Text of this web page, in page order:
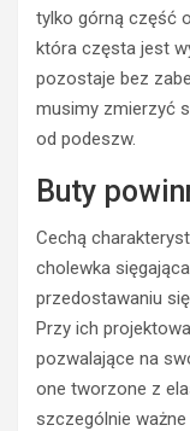
tylko górną część
która częsta jest
pozostaje bez
musimy zmierzyć
od podeszw.
Buty
Cechą
cholewka
przedostawaniu
Przy ich
pozwalające na
one tworzone z
szczególnie
a
k
w
y
g